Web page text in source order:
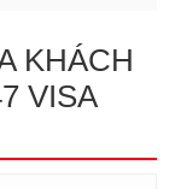
KHÁCH
VISA